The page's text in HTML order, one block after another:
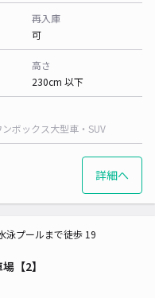
再入庫
可
高さ
230cm 以下
ンボックス大型車・SUV
詳細へ
【2】
プールまで徒歩 19